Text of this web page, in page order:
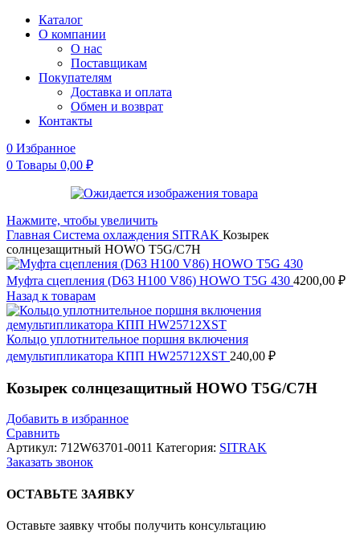
Каталог
О компании
О нас
Поставщикам
Покупателям
Доставка и оплата
Обмен и возврат
Контакты
0 Избранное
0 Товары 0,00 ₽
Нажмите, чтобы увеличить
Главная Система охлаждения SITRAK Козырек
солнцезащитный HOWO T5G/C7H
Муфта сцепления (D63 H100 V86) HOWO T5G 430 4200,00 ₽
Назад к товарам
Кольцо уплотнительное поршня включения
демультипликатора КПП HW25712XST 240,00 ₽
Козырек солнцезащитный HOWO T5G/C7H
Добавить в избранное
Сравнить
Артикул: 712W63701-0011 Категория: SITRAK
Заказать звонок
ОСТАВЬТЕ ЗАЯВКУ
Оставьте заявку чтобы получить консультацию